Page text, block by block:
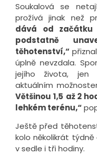
Soukalová se
prožívá jinak než
dává od
podstatně
těhotenství,“
úplně nevzdala.
jejího života, jen
aktuálním
Většinou 1,5 až 2
lehkém terénu,“
Ještě před
kolo několikrát
v sedle i tři hodiny.